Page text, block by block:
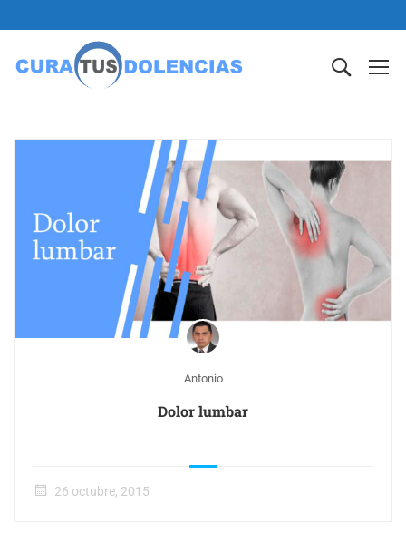
Antonio
Dolor lumbar
26 octubre, 2015